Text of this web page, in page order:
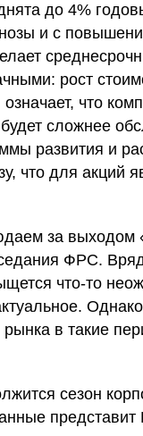
до 4%
и с
рост
что
сложнее
развития и
что для акций
за выходом
ФРС.
что-то
рынка в такие
сезон
представит